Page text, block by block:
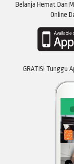
Belanja Hemat Dan
Online
GRATIS! Tunggu